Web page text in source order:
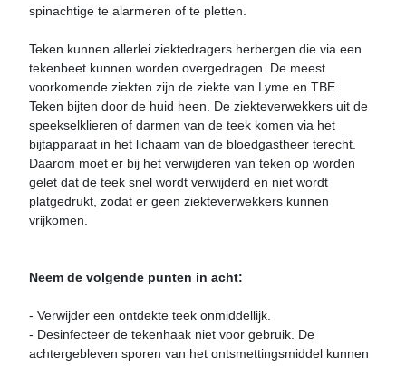
spinachtige te alarmeren of te pletten.
Teken kunnen allerlei ziektedragers herbergen die via een
tekenbeet kunnen worden overgedragen. De meest
voorkomende ziekten zijn de ziekte van Lyme en TBE.
Teken bijten door de huid heen. De ziekteverwekkers uit de
speekselklieren of darmen van de teek komen via het
bijtapparaat in het lichaam van de bloedgastheer terecht.
Daarom moet er bij het verwijderen van teken op worden
gelet dat de teek snel wordt verwijderd en niet wordt
platgedrukt, zodat er geen ziekteverwekkers kunnen
vrijkomen.
Neem de volgende punten in acht:
- Verwijder een ontdekte teek onmiddellijk.
- Desinfecteer de tekenhaak niet voor gebruik. De
achtergebleven sporen van het ontsmettingsmiddel kunnen